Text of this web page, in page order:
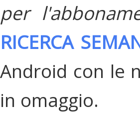
per
RICERCA
Android con le
in omaggio.